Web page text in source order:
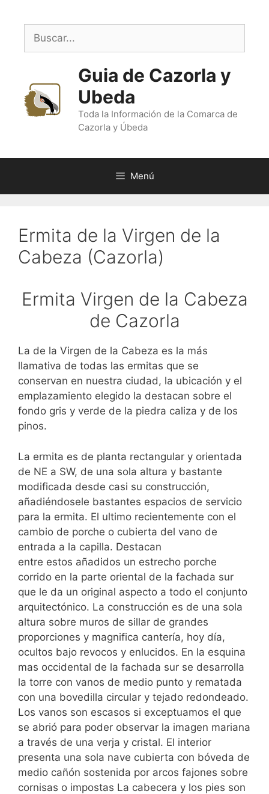
contenido
Buscar:
Guia de Cazorla y
Ubeda
Toda la Información de la Comarca de
Cazorla y Úbeda
Menú
Ermita de la Virgen de la
Cabeza (Cazorla)
Ermita Virgen de la Cabeza
de Cazorla
La de la Virgen de la Cabeza es la más
llamativa de todas las ermitas que se
conservan en nuestra ciudad, la ubicación y el
emplazamiento elegido la destacan sobre el
fondo gris y verde de la piedra caliza y de los
pinos.
La ermita es de planta rectangular y orientada
de NE a SW, de una sola altura y bastante
modificada desde casi su construcción,
añadiéndosele bastantes espacios de servicio
para la ermita. El ultimo recientemente con el
cambio de porche o cubierta del vano de
entrada a la capilla. Destacan
entre estos añadidos un estrecho porche
corrido en la parte oriental de la fachada sur
que le da un original aspecto a todo el conjunto
arquitectónico. La construcción es de una sola
altura sobre muros de sillar de grandes
proporciones y magnifica cantería, hoy día,
ocultos bajo revocos y enlucidos. En la esquina
mas occidental de la fachada sur se desarrolla
la torre con vanos de medio punto y rematada
con una bovedilla circular y tejado redondeado.
Los vanos son escasos si exceptuamos el que
se abrió para poder observar la imagen mariana
a través de una verja y cristal. El interior
presenta una sola nave cubierta con bóveda de
medio cañón sostenida por arcos fajones sobre
cornisas o impostas La cabecera y los pies son